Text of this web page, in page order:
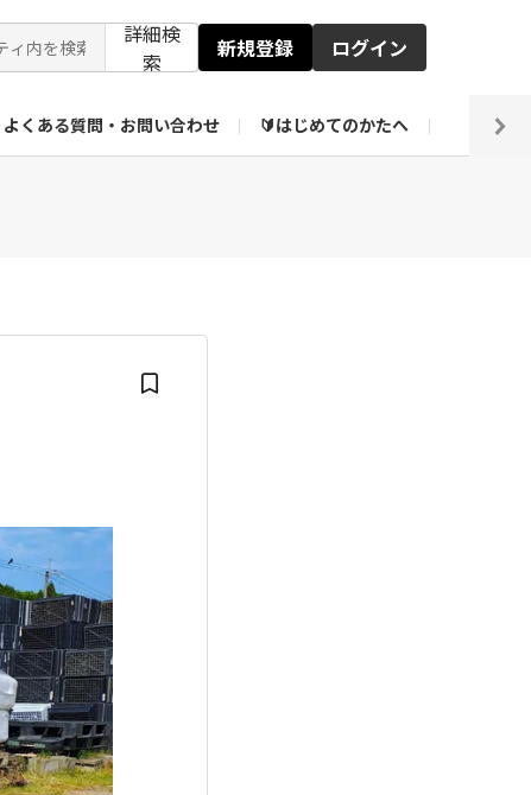
詳細検
索
新規登録 ログイン
よくある質問・お問い合わせ 🔰はじめてのかたへ 編集